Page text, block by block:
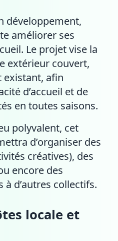
développement,
améliorer ses
Le projet vise la
extérieur couvert,
existant, afin
d’accueil et de
en toutes saisons.
polyvalent, cet
d’organiser des
créatives), des
encore des
d’autres collectifs.
locale et